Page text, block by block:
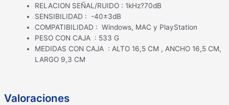
RELACION SEÑAL/RUIDO : 1kHz?70dB
SENSIBILIDAD : -40±3dB
COMPATIBILIDAD : Windows, MAC y PlayStation
PESO CON CAJA : 533 G
MEDIDAS CON CAJA : ALTO 16,5 CM , ANCHO 16,5 CM,
LARGO 9,3 CM
Valoraciones